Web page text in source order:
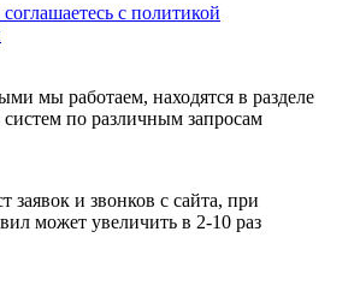
с политикой
мы работаем, находятся в разделе
по различным запросам
и звонков с сайта, при
может увеличить в 2-10 раз